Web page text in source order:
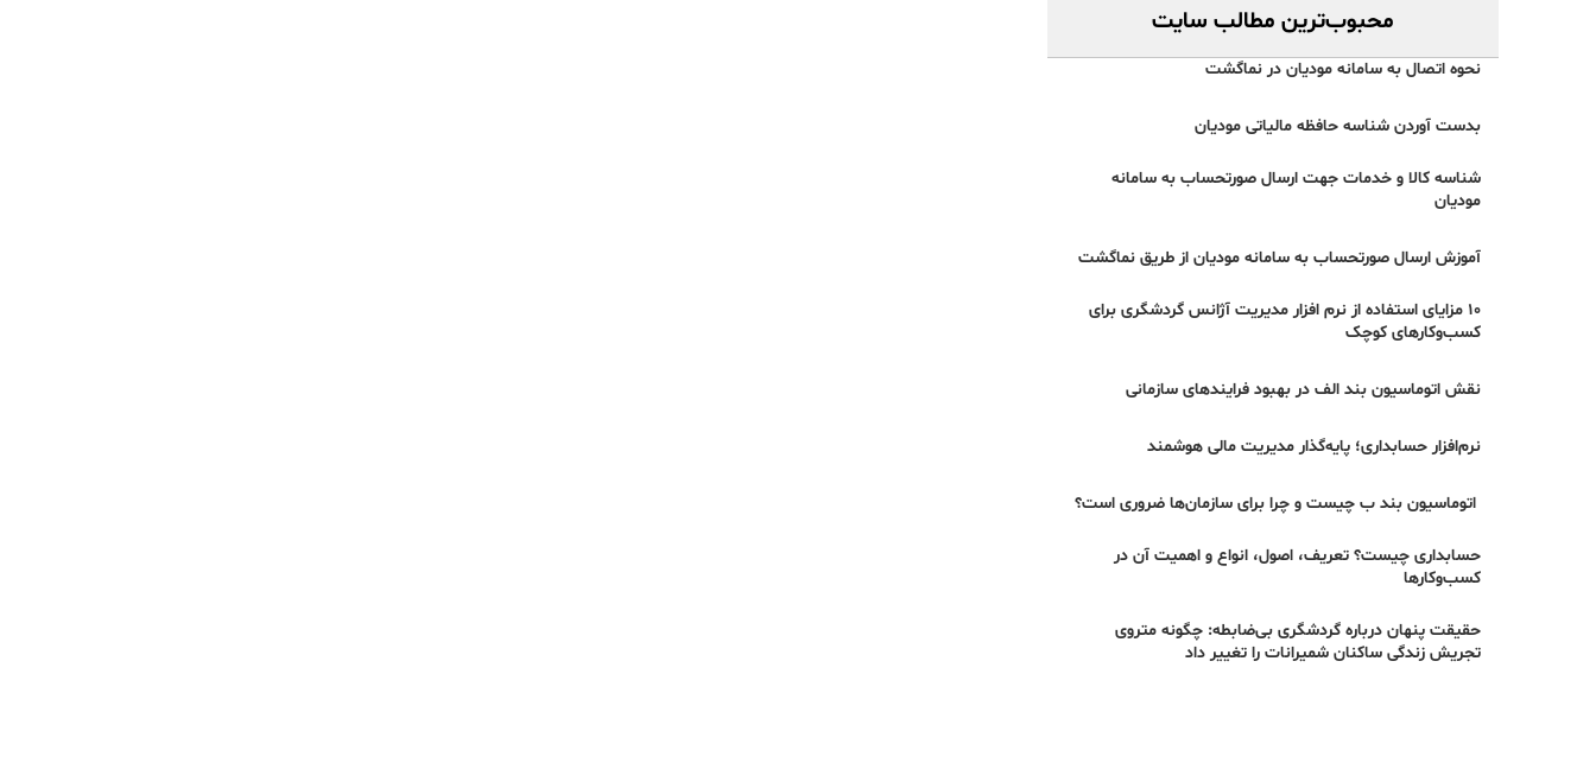
محبوب‌ترین مطالب سایت
نحوه اتصال به سامانه مودیان در نماگشت
بدست آوردن شناسه حافظه مالیاتی مودیان
شناسه کالا و خدمات جهت ارسال صورتحساب به سامانه
مودیان
آموزش ارسال صورتحساب به سامانه مودیان از طریق نماگشت
۱۰ مزایای استفاده از نرم افزار مدیریت آژانس گردشگری برای
کسب‌وکارهای کوچک
نقش اتوماسیون بند الف در بهبود فرایندهای سازمانی
نرم‌افزار حسابداری؛ پایه‌گذار مدیریت مالی هوشمند
اتوماسیون بند ب چیست و چرا برای سازمان‌ها ضروری است؟
حسابداری چیست؟ تعریف، اصول، انواع و اهمیت آن در
کسب‌وکارها
حقیقت پنهان درباره گردشگری بی‌ضابطه: چگونه متروی
تجریش زندگی ساکنان شمیرانات را تغییر داد